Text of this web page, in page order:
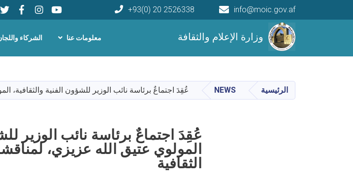
وزارة الإعلام والثقافة
info@moic.gov.af
+93(0) 20 2526338
Youtube
LinkedIn
Main navigation
معلومات عنا الشركاء
الرئيسية NEWS عُقِدَ اجتماعٌ برئاسة نائب الوزير للشؤون الفنية والثقافية،
عُقِدَ اجتماعٌ برئاسة نائب الوزير
المولوي عتيق الله عزيزي،
الثقافية